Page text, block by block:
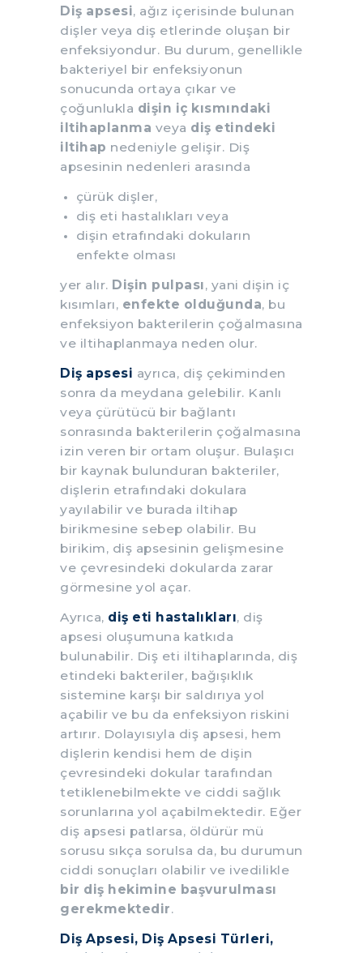
Diş apsesi, ağız içerisinde bulunan
dişler veya diş etlerinde oluşan bir
enfeksiyondur. Bu durum, genellikle
bakteriyel bir enfeksiyonun
sonucunda ortaya çıkar ve
çoğunlukla dişin iç kısmındaki
iltihaplanma veya diş etindeki
iltihap nedeniyle gelişir. Diş
apsesinin nedenleri arasında
çürük dişler,
diş eti hastalıkları veya
dişin etrafındaki dokuların
enfekte olması
yer alır. Dişin pulpası, yani dişin iç
kısımları, enfekte olduğunda, bu
enfeksiyon bakterilerin çoğalmasına
ve iltihaplanmaya neden olur.
Diş apsesi ayrıca, diş çekiminden
sonra da meydana gelebilir. Kanlı
veya çürütücü bir bağlantı
sonrasında bakterilerin çoğalmasına
izin veren bir ortam oluşur. Bulaşıcı
bir kaynak bulunduran bakteriler,
dişlerin etrafındaki dokulara
yayılabilir ve burada iltihap
birikmesine sebep olabilir. Bu
birikim, diş apsesinin gelişmesine
ve çevresindeki dokularda zarar
görmesine yol açar.
Ayrıca, diş eti hastalıkları, diş
apsesi oluşumuna katkıda
bulunabilir. Diş eti iltihaplarında, diş
etindeki bakteriler, bağışıklık
sistemine karşı bir saldırıya yol
açabilir ve bu da enfeksiyon riskini
artırır. Dolayısıyla diş apsesi, hem
dişlerin kendisi hem de dişin
çevresindeki dokular tarafından
tetiklenebilmekte ve ciddi sağlık
sorunlarına yol açabilmektedir. Eğer
diş apsesi patlarsa, öldürür mü
sorusu sıkça sorulsa da, bu durumun
ciddi sonuçları olabilir ve ivedilikle
bir diş hekimine başvurulması
gerekmektedir.
Diş Apsesi, Diş Apsesi Türleri,